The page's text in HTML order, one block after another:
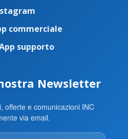
commerciale
supporto
Newsletter
offerte e comunicazioni INC
via email.